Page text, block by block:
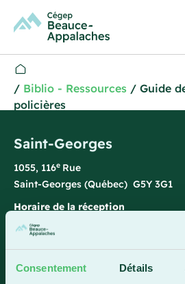
Consentement Détails
/ Biblio - Ressources / Guide
policières
Saint-Georges
1055, 116e Rue
Saint-Georges (Québec) G5Y 3G1
Horaire de la réception
Lundi-vendredi : 7 h 45 à 15 h 45
1 800 893-5111